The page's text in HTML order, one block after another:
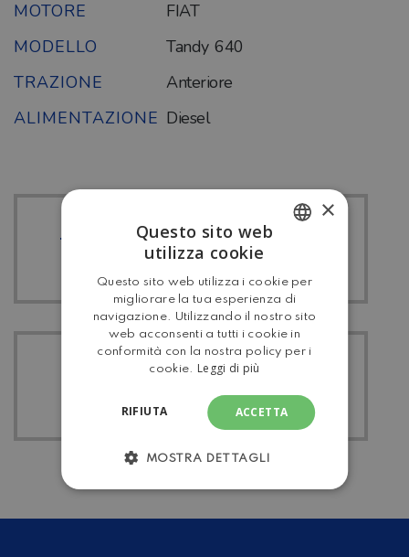
MOTORE
FIAT
MODELLO
Tandy 640
TRAZIONE
Anteriore
ALIMENTAZIONE Diesel
TUTTI I MC LOUIS
TUTTI I
MANSARDATO
ENGLISH
×
Questo sito web
utilizza cookie
Questo sito web utilizza i cookie per
migliorare la tua esperienza di
navigazione. Utilizzando il nostro sito
web acconsenti a tutti i cookie in
conformità con la nostra policy per i
cookie.
Leggi di più
ACCETTA
RIFIUTA
MOSTRA DETTAGLI